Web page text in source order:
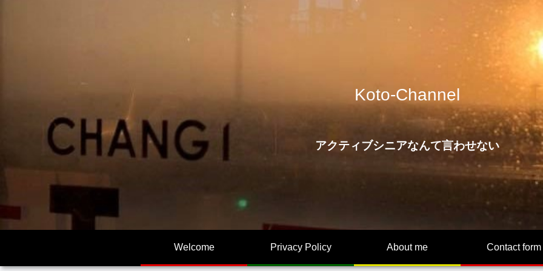
Koto-Channel
アクティブシニアなんて言わせない
Welcome Privacy Policy About me Contact form